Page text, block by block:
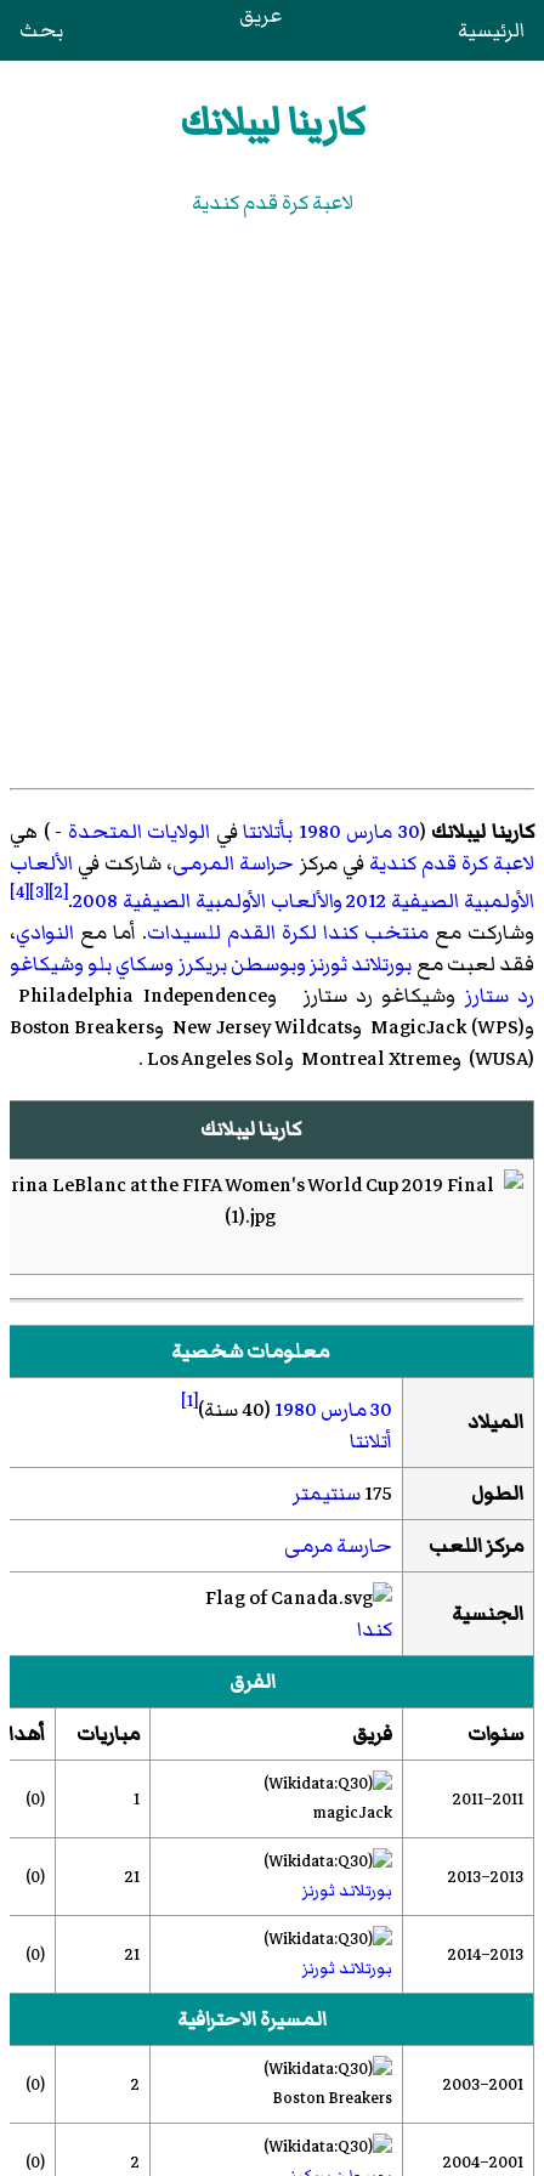
الرئيسية عريق بحث
كارينا ليبلانك
لاعبة كرة قدم كندية
كارينا ليبلانك (30 مارس 1980 بأتلانتافي الولايات المتحدة - ) هي
لاعبة كرة قدم كنديةفي مركز حراسة المرمى، شاركت في الألعاب
الأولمبية الصيفية 2012
والألعاب الأولمبية الصيفية 2008 .
[2]
[3]
[4]
وشاركت مع منتخب كندا لكرة القدم للسيدات. أما مع النوادي،
فقد لعبت معبورتلاند ثورنزوبوسطن بريكرزوسكاي بلووشيكاغو
رد ستارز وشيكاغو رد ستارز وPhiladelphia Independence
وMagicJack (WPS)
وNew Jersey Wildcats
وBoston Breakers
(WUSA) وMontreal Xtreme وLos Angeles Sol .
كارينا ليبلانك
معلومات شخصية
الميلاد 30 مارس 1980(40 سنة) [1]
أتلانتا
الطول
175سنتيمتر
مركز اللعب
حارسة مرمى
الجنسية
كندا
الفرق
سنوات
فريق مباريات
2011–2011
magicJack
1
(0)
2013–2013
بورتلاند ثورنز
21
(0)
2013–2014
بورتلاند ثورنز
21
(0)
المسيرة الاحترافية
2001–2003
Boston Breakers
2
(0)
2001–2004
2
(0)